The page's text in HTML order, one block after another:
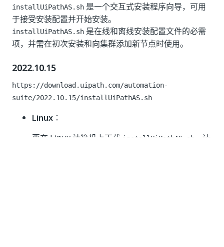
installUiPathAS.sh 是一个交互式安装程序向导，可用
于接受安装配置并开始安装。
installUiPathAS.sh 是在线和离线安装配置文件的必需
项，并需在初次安装和向集群添加新节点时使用。
2022.10.15
https://download.uipath.com/automation-
suite/2022.10.15/installUiPathAS.sh
Linux ：
要在 Linux 计算机上下载 installUiPathAS.sh
，请